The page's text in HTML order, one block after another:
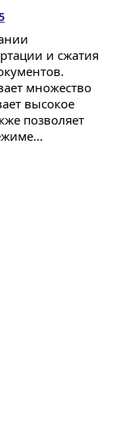
и сжатия
множество
высокое
позволяет